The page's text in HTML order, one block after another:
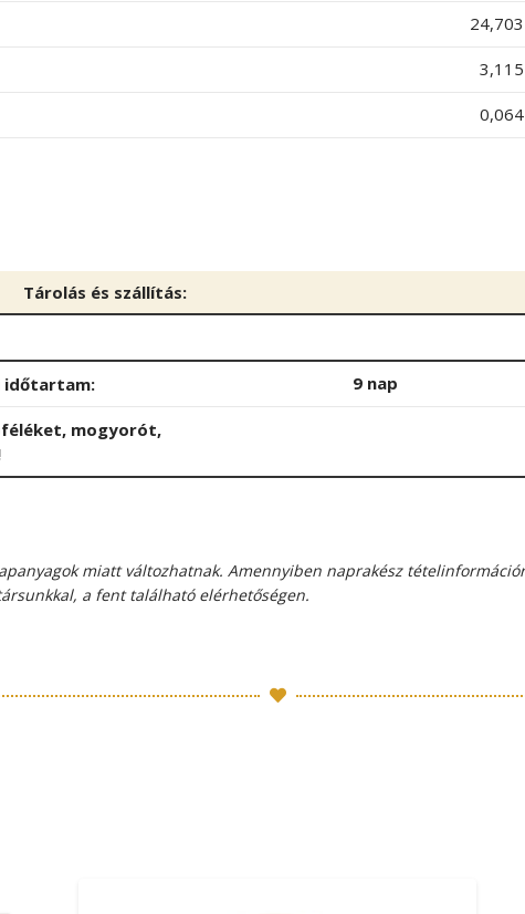
Tárolás és szállítás:
időtartam: 9 nap
mogyorót,
miatt változhatnak. Amennyiben naprakész
a fent található elérhetőségen.